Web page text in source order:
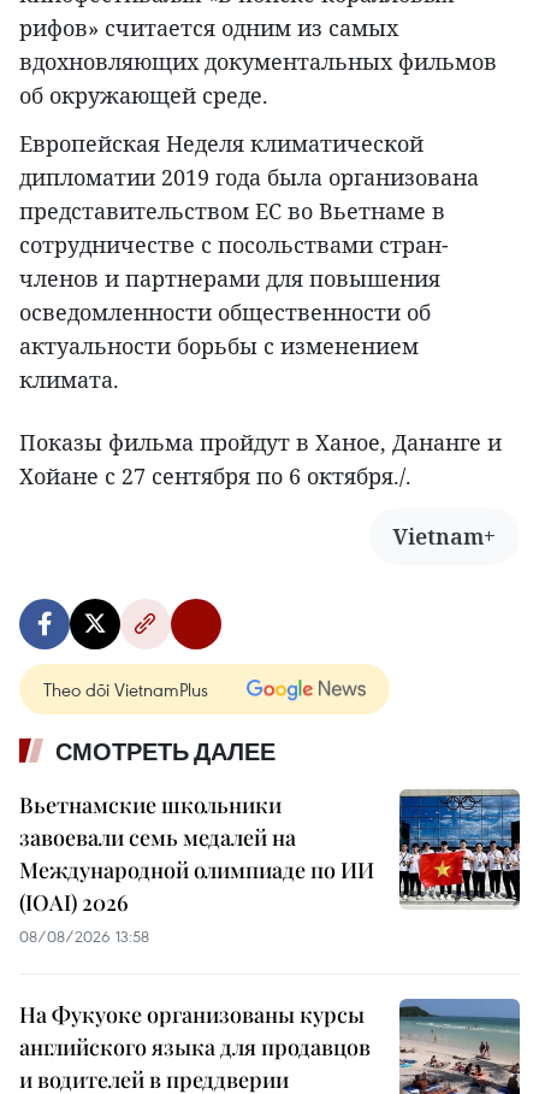
рифов» считается одним из самых
вдохновляющих документальных фильмов
об окружающей среде.
Европейская Неделя климатической
дипломатии 2019 года была организована
представительством ЕС во Вьетнаме в
сотрудничестве с посольствами стран-
членов и партнерами для повышения
осведомленности общественности об
актуальности борьбы с изменением
климата.
Показы фильма пройдут в Ханое, Дананге и
Хойане с 27 сентября по 6 октября./.
Vietnam+
Theo dõi VietnamPlus
СМОТРЕТЬ ДАЛЕЕ
Вьетнамские школьники
завоевали семь медалей на
Международной олимпиаде по ИИ
(IOAI) 2026
08/08/2026 13:58
На Фукуоке организованы курсы
английского языка для продавцов
и водителей в преддверии